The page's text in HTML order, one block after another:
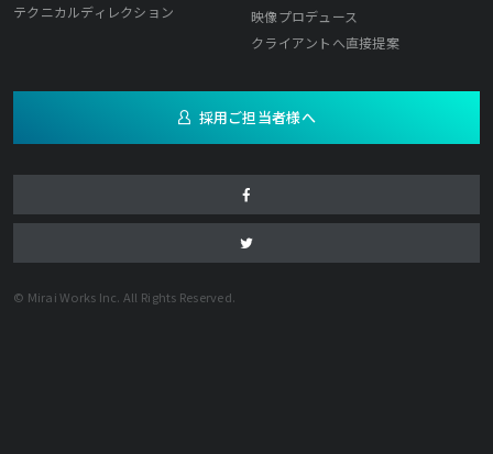
テクニカルディレクション
映像プロデュース
クライアントへ直接提案
採用ご担当者様へ
© Mirai Works Inc. All Rights Reserved.